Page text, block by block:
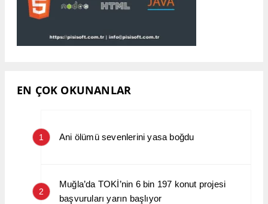
EN ÇOK OKUNANLAR
1 Ani ölümü sevenlerini yasa boğdu
2
Muğla’da TOKİ’nin 6 bin 197 konut projesi
başvuruları yarın başlıyor